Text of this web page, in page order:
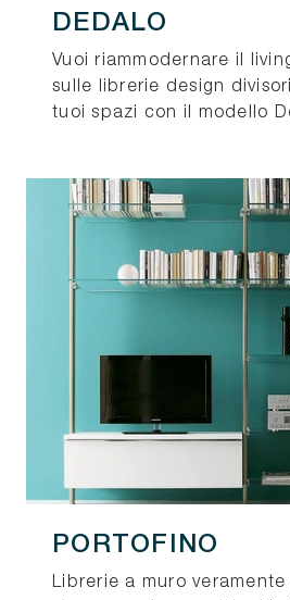
DEDALO
Vuoi riammodernare il
sulle librerie design
tuoi spazi con il modello
PORTOFINO
Librerie a muro